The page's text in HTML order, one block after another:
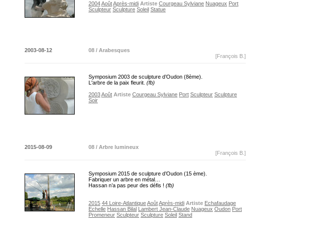
2004AoûtAprès-midi Artiste Courgeau Sylviane Nuageux Port
Sculpteur Sculpture Soleil Statue
2003-08-12
08 / Arabesques
[François B.]
Symposium 2003 de sculpture d’Oudon (8ème).
L'arbre de la paix fleurit. (fb)
2003Août Artiste Courgeau Sylviane Port Sculpteur Sculpture
Soir
2015-08-09
08 / Arbre lumineux
[François B.]
Symposium 2015 de sculpture d’Oudon (15 ème).
Fabriquer un arbre en métal…
Hassan n’a pas peur des défis ! (fb)
2015 44 Loire-AtlantiqueAoûtAprès-midi Artiste Echafaudage
Echelle Hassan Bilal Lambert Jean-Claude Nuageux Oudon Port
Promeneur Sculpteur Sculpture Soleil Stand